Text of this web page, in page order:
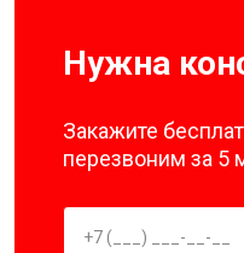
Нужна
Закажите
перезвоним за 5